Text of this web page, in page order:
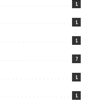
1
1
1
7
1
1